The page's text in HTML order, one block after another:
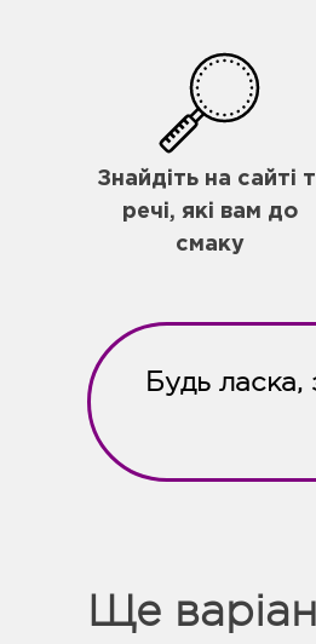
Знайдіть на сайті
речі, які вам до
смаку
Будь ласка,
Ще